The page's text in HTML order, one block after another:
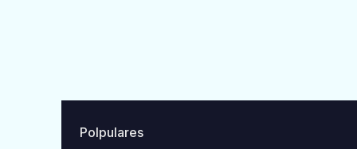
Polpulares